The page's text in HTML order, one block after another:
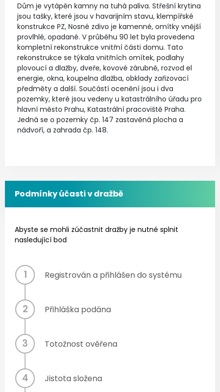
Dům je vytápěn kamny na tuhá paliva. Střešní krytina
jsou tašky, které jsou v havarijním stavu, klempířské
konstrukce PZ, Nosné zdivo je kamenné, omítky vnější
provlhlé, opadané. V průběhu 90 let byla provedena
kompletní rekonstrukce vnitřní části domu. Tato
rekonstrukce se týkala vnitřních omítek, podlahy
plovoucí a dlažby, dveře, kovové zárubně, rozvod el
energie, okna, koupelna dlažba, obklady zařizovací
předměty a další. Součástí ocenění jsou i dva
pozemky, které jsou vedeny u katastrálního úřadu pro
hlavní město Prahu, Katastrální pracoviště Praha.
Jedná se o pozemky čp. 147 zastavěná plocha a
nádvoří, a zahrada čp. 148.
Podmínky účasti v dražbě
Abyste se mohli zúčastnit dražby je nutné splnit
nasledující bod
1 Registrován a přihlášen do systému
2 Přihláška podána
3 Totožnost ověřena
4 Jistota složena